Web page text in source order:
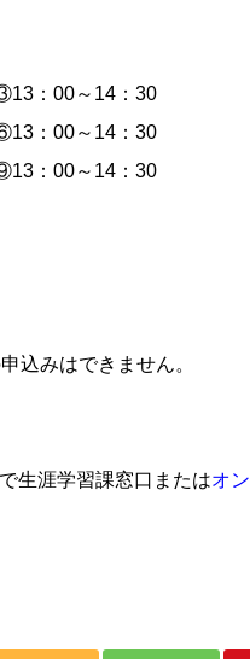
：00～14：30
：00～14：30
：00～14：30
込みはできません。
生涯学習課窓口またはオ